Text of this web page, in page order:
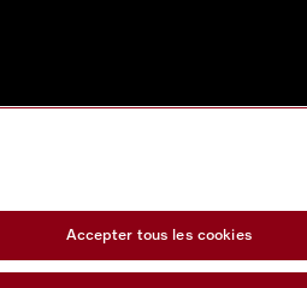
Accepter tous les cookies